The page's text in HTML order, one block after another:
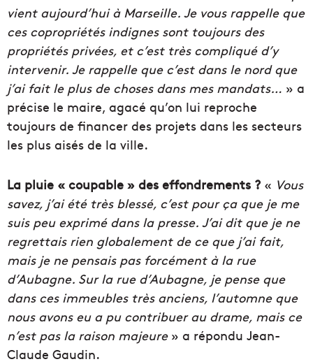
vient aujourd’hui à Marseille. Je vous rappelle que
ces copropriétés indignes sont toujours des
propriétés privées, et c’est très compliqué d’y
intervenir. Je rappelle que c’est dans le nord que
j’ai fait le plus de choses dans mes mandats… » a
précise le maire, agacé qu’on lui reproche
toujours de financer des projets dans les secteurs
les plus aisés de la ville.
La pluie « coupable » des effondrements ? « Vous
savez, j’ai été très blessé, c’est pour ça que je me
suis peu exprimé dans la presse. J’ai dit que je ne
regrettais rien globalement de ce que j’ai fait,
mais je ne pensais pas forcément à la rue
d’Aubagne. Sur la rue d’Aubagne, je pense que
dans ces immeubles très anciens, l’automne que
nous avons eu a pu contribuer au drame, mais ce
n’est pas la raison majeure» a répondu Jean-
Claude Gaudin.